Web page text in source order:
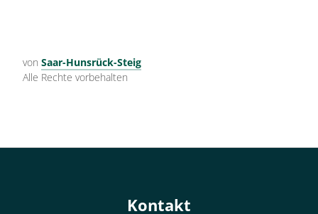
von Saar-Hunsrück-Steig
Alle Rechte vorbehalten
Kontakt